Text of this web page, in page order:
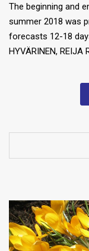
The beginning and
summer 2018 was
forecasts 12-18
HYVÄRINEN, REIJA